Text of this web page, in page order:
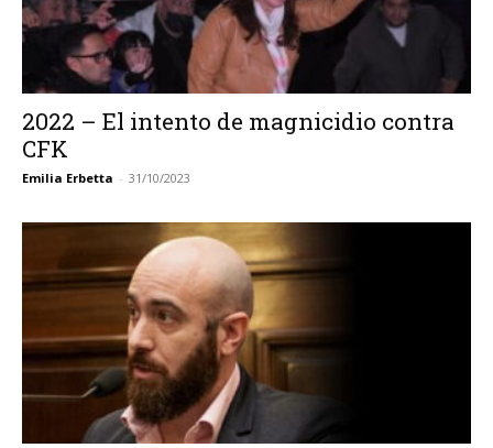
2022 – El intento de magnicidio contra
CFK
Emilia Erbetta - 31/10/2023